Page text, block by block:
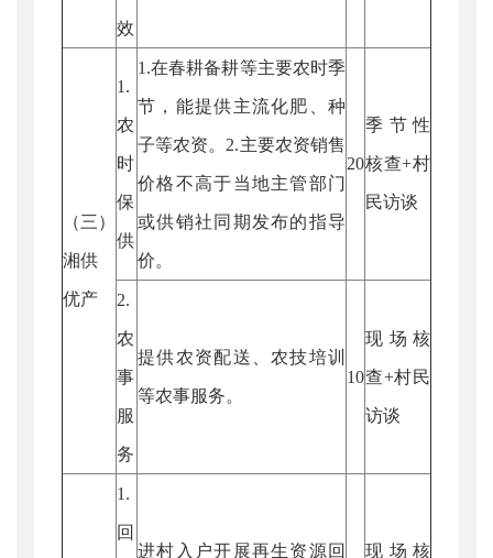
效
（三）
湘供
优产
1.
农
时
保
供
1.在春耕备耕等主要农时季
节，能提供主流化肥、种
子等农资。2.主要农资销售
价格不高于当地主管部门
或供销社同期发布的指导
价。
20
季节性
核查+村
民访谈
2.
农
事
服
务
提供农资配送、农技培训
等农事服务。
10
现场核
查+村民
访谈
1.
回
进村入户开展再生资源回
现场核